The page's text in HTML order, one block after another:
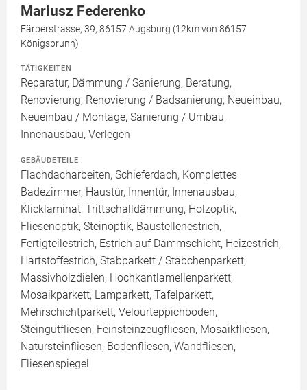
Mariusz Federenko
Färberstrasse, 39, 86157 Augsburg (12km von 86157
Königsbrunn)
TÄTIGKEITEN
Reparatur, Dämmung / Sanierung, Beratung,
Renovierung, Renovierung / Badsanierung, Neueinbau,
Neueinbau / Montage, Sanierung / Umbau,
Innenausbau, Verlegen
GEBÄUDETEILE
Flachdacharbeiten, Schieferdach, Komplettes
Badezimmer, Haustür, Innentür, Innenausbau,
Klicklaminat, Trittschalldämmung, Holzoptik,
Fliesenoptik, Steinoptik, Baustellenestrich,
Fertigteilestrich, Estrich auf Dämmschicht, Heizestrich,
Hartstoffestrich, Stabparkett / Stäbchenparkett,
Massivholzdielen, Hochkantlamellenparkett,
Mosaikparkett, Lamparkett, Tafelparkett,
Mehrschichtparkett, Velourteppichboden,
Steingutfliesen, Feinsteinzeugfliesen, Mosaikfliesen,
Natursteinfliesen, Bodenfliesen, Wandfliesen,
Fliesenspiegel